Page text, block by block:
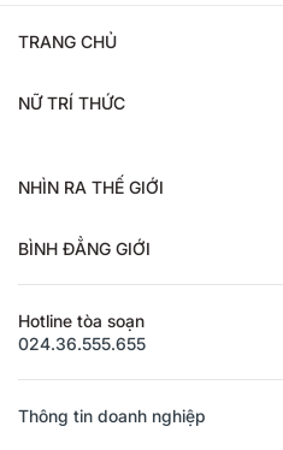
TRANG CHỦ
NỮ TRÍ THỨC
NHÌN RA THẾ GIỚI
BÌNH ĐẲNG GIỚI
Hotline tòa soạn
024.36.555.655
Thông tin doanh nghiệp